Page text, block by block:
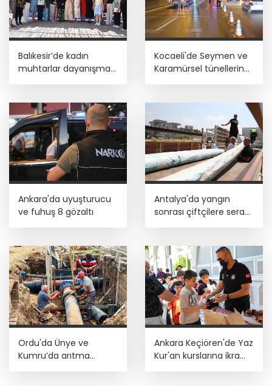
Balıkesir’de kadın
muhtarlar dayanışma
kahvaltısında
Kocaeli'de Seymen ve
Karamürsel tünellerine
konfor dokunuşu
Ankara'da uyuşturucu
ve fuhuş 8 gözaltı
Antalya'da yangın
sonrası çiftçilere sera
naylonu desteği
Ordu'da Ünye ve
Kumru’da arıtma
Ankara Keçiören'de Yaz
Kur'an kurslarına ikram